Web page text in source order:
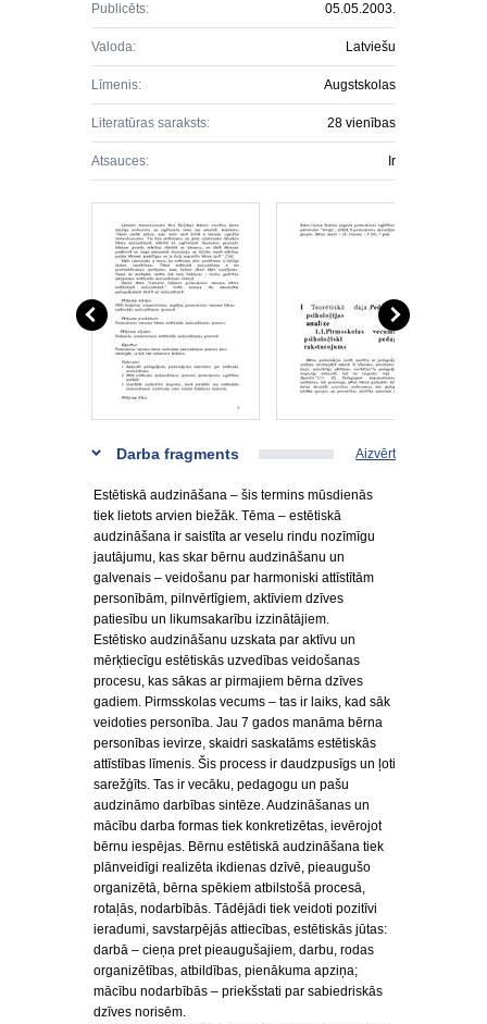
Publicēts: 05.05.2003.
Valoda: Latviešu
Līmenis: Augstskolas
Literatūras saraksts: 28 vienības
Atsauces: Ir
Darba fragments Aizvērt
Estētiskā audzināšana – šis termins mūsdienās
tiek lietots arvien biežāk. Tēma – estētiskā
audzināšana ir saistīta ar veselu rindu nozīmīgu
jautājumu, kas skar bērnu audzināšanu un
galvenais – veidošanu par harmoniski attīstītām
personībām, pilnvērtīgiem, aktīviem dzīves
patiesību un likumsakarību izzinātājiem.
Estētisko audzināšanu uzskata par aktīvu un
mērķtiecīgu estētiskās uzvedības veidošanas
procesu, kas sākas ar pirmajiem bērna dzīves
gadiem. Pirmsskolas vecums – tas ir laiks, kad sāk
veidoties personība. Jau 7 gados manāma bērna
personības ievirze, skaidri saskatāms estētiskās
attīstības līmenis. Šis process ir daudzpusīgs un ļoti
sarežģīts. Tas ir vecāku, pedagogu un pašu
audzināmo darbības sintēze. Audzināšanas un
mācību darba formas tiek konkretizētas, ievērojot
bērnu iespējas. Bērnu estētiskā audzināšana tiek
plānveidīgi realizēta ikdienas dzīvē, pieaugušo
organizētā, bērna spēkiem atbilstošā procesā,
rotaļās, nodarbībās. Tādējādi tiek veidoti pozitīvi
ieradumi, savstarpējās attiecības, estētiskās jūtas:
darbā – cieņa pret pieaugušajiem, darbu, rodas
organizētības, atbildības, pienākuma apziņa;
mācību nodarbībās – priekšstati par sabiedriskās
dzīves norisēm.